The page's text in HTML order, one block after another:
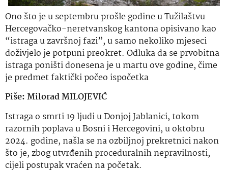
Ono što je u septembru prošle godine u Tužilaštvu
Hercegovačko-neretvanskog kantona opisivano kao
“istraga u završnoj fazi”, u samo nekoliko mjeseci
doživjelo je potpuni preokret. Odluka da se prvobitna
istraga poništi donesena je u martu ove godine, čime
je predmet faktički počeo ispočetka
Piše: Milorad MILOJEVIĆ
Istraga o smrti 19 ljudi u Donjoj Jablanici, tokom
razornih poplava u Bosni i Hercegovini, u oktobru
2024. godine, našla se na ozbiljnoj prekretnici nakon
što je, zbog utvrđenih proceduralnih nepravilnosti,
cijeli postupak vraćen na početak.